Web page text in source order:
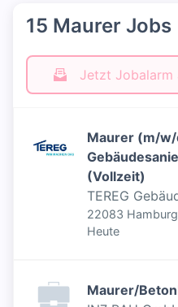
15 Maurer Jobs
Jetzt Jobalarm
Maurer (m/
(Vollzeit)
TEREG
22083
Veröffentlicht
Heute
Maurer/